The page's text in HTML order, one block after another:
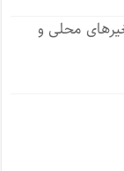
محلی و